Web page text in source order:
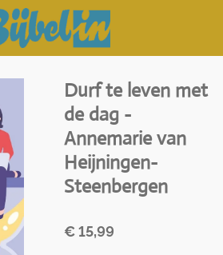
Durf te leven met
de dag -
Annemarie van
Heijningen-
Steenbergen
€ 15,99